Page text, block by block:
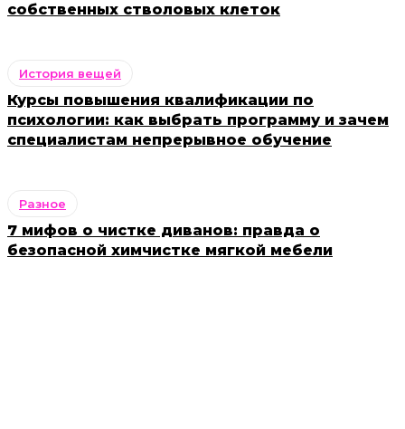
собственных стволовых клеток
История вещей
Курсы повышения квалификации по
психологии: как выбрать программу и зачем
специалистам непрерывное обучение
Разное
7 мифов о чистке диванов: правда о
безопасной химчистке мягкой мебели